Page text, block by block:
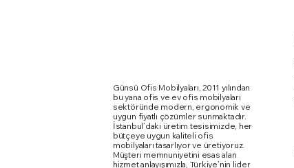
Günsü Ofis Mobilyaları, 2011 yılından
bu yana ofis ve ev ofis mobilyaları
sektöründe modern, ergonomik ve
uygun fiyatlı çözümler sunmaktadır.
İstanbul’daki üretim tesisimizde, her
bütçeye uygun kaliteli ofis
mobilyaları tasarlıyor ve üretiyoruz.
Müşteri memnuniyetini esas alan
hizmet anlayışımızla, Türkiye’nin lider